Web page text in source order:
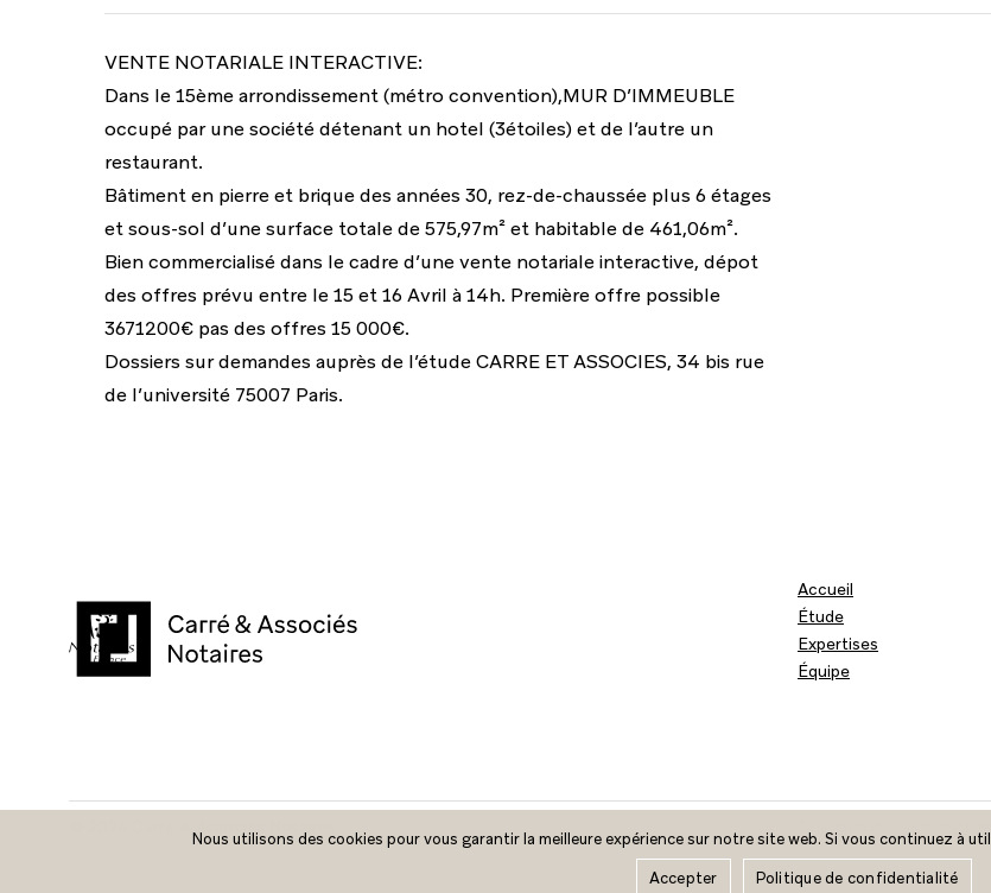
VENTE NOTARIALE INTERACTIVE:
Dans le 15ème arrondissement (métro convention),MUR D’IMMEUBLE
occupé par une société détenant un hotel (3étoiles) et de l’autre un
restaurant.
Bâtiment en pierre et brique des années 30, rez-de-chaussée plus 6 étages
et sous-sol d’une surface totale de 575,97m² et habitable de 461,06m².
Bien commercialisé dans le cadre d’une vente notariale interactive, dépot
des offres prévu entre le 15 et 16 Avril à 14h. Première offre possible
3671200€ pas des offres 15 000€.
Dossiers sur demandes auprès de l’étude CARRE ET ASSOCIES, 34 bis rue
de l’université 75007 Paris.
Accueil
Étude
Expertises
Équipe
Nous utilisons des cookies pour vous garantir la meilleure expérience sur notre site web. Si vous continuez à
Accepter
Politique de confidentialité